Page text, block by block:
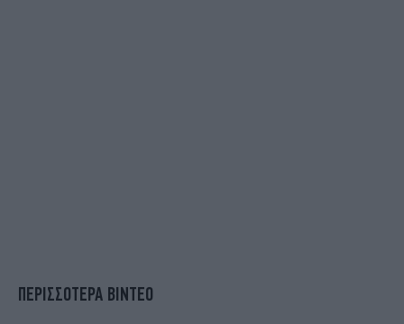
ΠΕΡΙΣΣΟΤΕΡΑ ΒΙΝΤΕΟ